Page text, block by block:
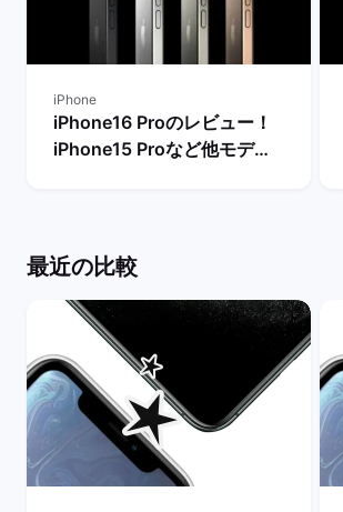
iPhone
iPhone16 Proのレビュー！
iPhone15 Proなど他モデル
最近の比較